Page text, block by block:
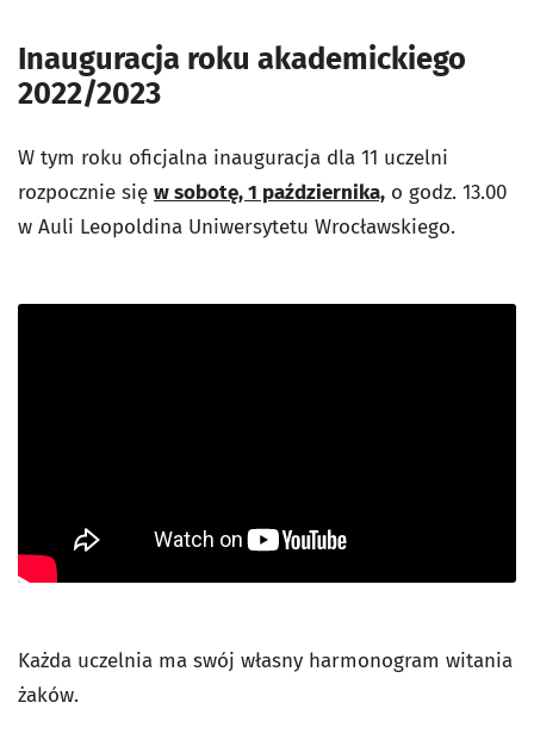
Inauguracja roku akademickiego
2022/2023
W tym roku oficjalna inauguracja dla 11 uczelni
rozpocznie się w sobotę, 1 października, o godz. 13.00
w Auli Leopoldina Uniwersytetu Wrocławskiego.
Każda uczelnia ma swój własny harmonogram witania
żaków.